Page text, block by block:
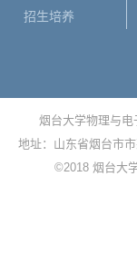
招生培养
烟台大学物理与
地址：山东省烟台市
©2018 烟台大